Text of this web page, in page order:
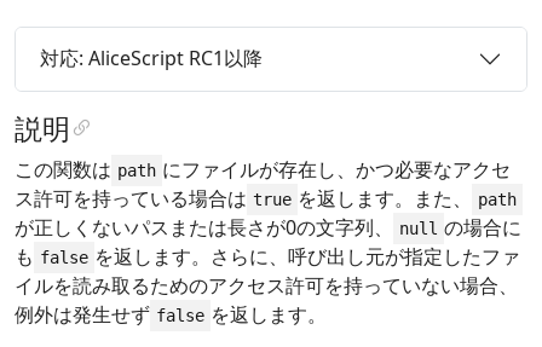
対応: AliceScript RC1以降
説明
この関数は path にファイルが存在し、かつ必要なアクセ
ス許可を持っている場合は true を返します。また、 path
が正しくないパスまたは長さが0の文字列、 null の場合に
も false を返します。さらに、呼び出し元が指定したファ
イルを読み取るためのアクセス許可を持っていない場合、
例外は発生せず false を返します。